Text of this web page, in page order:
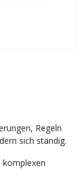
Regeln
sich ständig.
komplexen